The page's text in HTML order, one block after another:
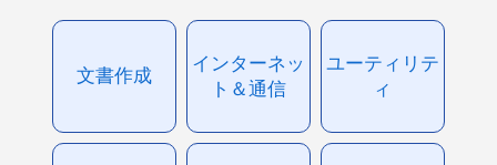
文書作成
インターネッ
ト＆通信
ユーティリテ
ィ